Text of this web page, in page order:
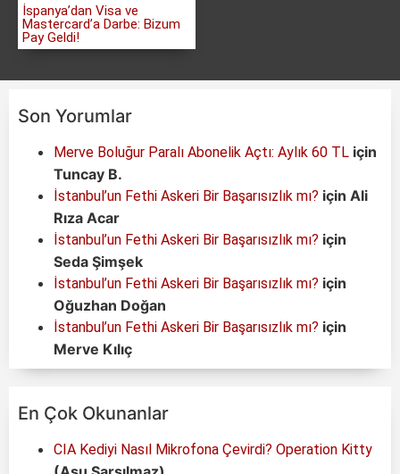
İspanya’dan Visa ve
Mastercard’a Darbe: Bizum
Pay Geldi!
Son Yorumlar
Merve Boluğur Paralı Abonelik Açtı: Aylık 60 TL için
Tuncay B.
İstanbul’un Fethi Askeri Bir Başarısızlık mı? için Ali
Rıza Acar
İstanbul’un Fethi Askeri Bir Başarısızlık mı? için
Seda Şimşek
İstanbul’un Fethi Askeri Bir Başarısızlık mı? için
Oğuzhan Doğan
İstanbul’un Fethi Askeri Bir Başarısızlık mı? için
Merve Kılıç
En Çok Okunanlar
CIA Kediyi Nasıl Mikrofona Çevirdi? Operation Kitty